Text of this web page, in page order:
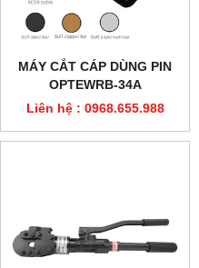
MÁY CẮT CÁP DÙNG PIN
OPTEWRB-34A
Liên hệ : 0968.655.988